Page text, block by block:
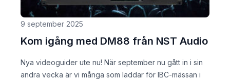
9 september 2025
Kom igång med DM88 från NST Audio
Nya videoguider ute nu! När september nu gått in i sin
andra vecka är vi många som laddar för IBC-mässan i